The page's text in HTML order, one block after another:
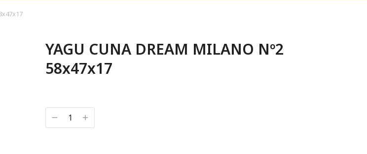
YAGU CUNA DREAM MILANO Nº2
58x47x17